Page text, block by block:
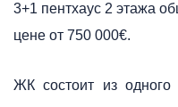
3+1 пентхаус 2 этажа
цене от 750 000€.
ЖК состоит из одного